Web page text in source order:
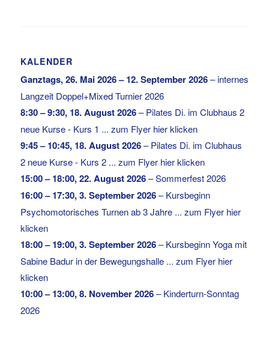
KALENDER
Ganztags,26. Mai 2026– 12. September 2026–internes
Langzeit Doppel+Mixed Turnier 2026
8:30– 9:30, 18. August 2026–Pilates Di. im Clubhaus 2
neue Kurse - Kurs 1 ... zum Flyer hier klicken
9:45– 10:45, 18. August 2026–Pilates Di. im Clubhaus
2 neue Kurse - Kurs 2 ... zum Flyer hier klicken
15:00– 18:00,22. August 2026–Sommerfest 2026
16:00– 17:30,3. September 2026–Kursbeginn
Psychomotorisches Turnen ab 3 Jahre ... zum Flyer hier
klicken
18:00– 19:00,3. September 2026–Kursbeginn Yoga mit
Sabine Badur in der Bewegungshalle ... zum Flyer hier
klicken
10:00– 13:00,8. November 2026–Kinderturn-Sonntag
2026